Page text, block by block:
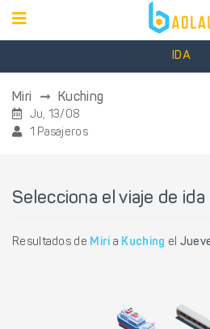
IDA
Miri Kuching
Ju, 13/08
1 Pasajeros
Selecciona el viaje de ida
Resultados de Miri a Kuching el